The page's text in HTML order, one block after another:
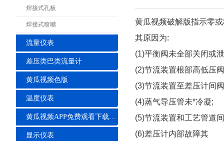
焊接式孔板
焊接式喷嘴
流量仪表
差压类巴类流量计
黄瓜视频色版
温度仪表
黄瓜视频APP免费观看下载安装
显示仪表
黄瓜视频破解版指示零
其原因为:
(1)平衡阀未全部关闭或
(2)节流装置根部高低压
(3)节流装置至差压计间
(4)蒸气导压管未*冷凝;
(5)节流装置和工艺管道
(6)差压计内部故障其